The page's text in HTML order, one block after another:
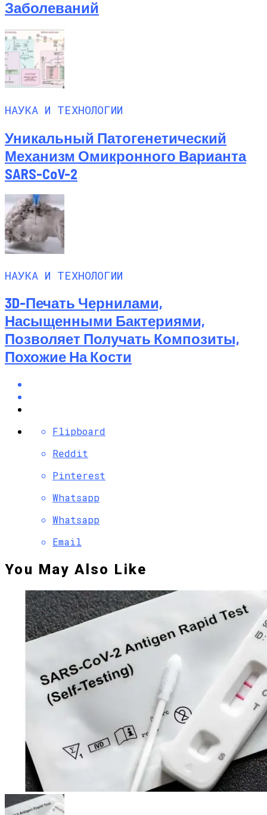
Заболеваний
НАУКА И ТЕХНОЛОГИИ
Уникальный Патогенетический
Механизм Омикронного Варианта
SARS-CoV-2
НАУКА И ТЕХНОЛОГИИ
3D-Печать Чернилами,
Насыщенными Бактериями,
Позволяет Получать Композиты,
Похожие На Кости
Flipboard
Reddit
Pinterest
Whatsapp
Whatsapp
Email
You May Also Like